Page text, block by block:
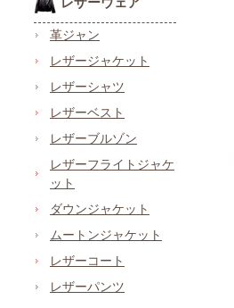
革ジャン
レザージャケット
レザーシャツ
レザーベスト
レザーブルゾン
レザーフライトジャケ
ット
ダウンジャケット
ムートンジャケット
レザーコート
レザーパンツ